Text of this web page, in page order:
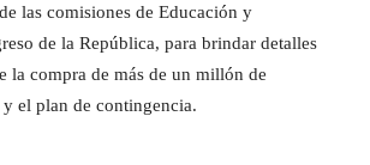
las comisiones de Educación y
de la República, para brindar detalles
la compra de más de un millón de
y el plan de contingencia.